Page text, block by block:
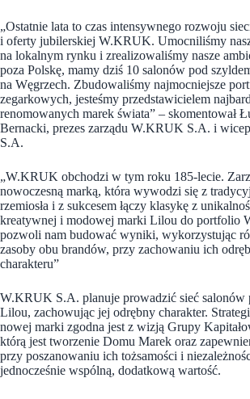
„Ostatnie lata to czas intensywnego rozwoju
i oferty jubilerskiej W.KRUK. Umocniliśmy
na lokalnym rynku i zrealizowaliśmy nasze
poza Polskę, mamy dziś 10 salonów pod
na Węgrzech. Zbudowaliśmy najmocniejsze
zegarkowych, jesteśmy przedstawicielem
renomowanych marek świata” – skomentował
Bernacki, prezes zarządu W.KRUK S.A. i
S.A.
„W.KRUK obchodzi w tym roku 185-lecie.
nowoczesną marką, która wywodzi się z
rzemiosła i z sukcesem łączy klasykę z
kreatywnej i modowej marki Lilou do portfolio
pozwoli nam budować wyniki, wykorzystując
zasoby obu brandów, przy zachowaniu ich
charakteru”
W.KRUK S.A. planuje prowadzić sieć salonów
Lilou, zachowując jej odrębny charakter.
nowej marki zgodna jest z wizją Grupy
którą jest tworzenie Domu Marek oraz
przy poszanowaniu ich tożsamości i
jednocześnie wspólną, dodatkową wartość.